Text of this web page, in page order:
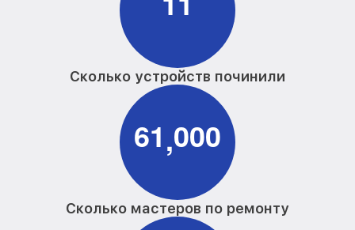
Сколько устройств починили
61,000
Сколько мастеров по ремонту